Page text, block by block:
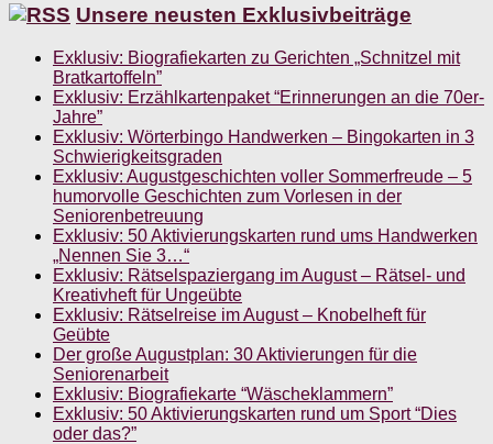
Unsere neusten Exklusivbeiträge
Exklusiv: Biografiekarten zu Gerichten „Schnitzel mit
Bratkartoffeln”
Exklusiv: Erzählkartenpaket “Erinnerungen an die 70er-
Jahre”
Exklusiv: Wörterbingo Handwerken – Bingokarten in 3
Schwierigkeitsgraden
Exklusiv: Augustgeschichten voller Sommerfreude – 5
humorvolle Geschichten zum Vorlesen in der
Seniorenbetreuung
Exklusiv: 50 Aktivierungskarten rund ums Handwerken
„Nennen Sie 3…“
Exklusiv: Rätselspaziergang im August – Rätsel- und
Kreativheft für Ungeübte
Exklusiv: Rätselreise im August – Knobelheft für
Geübte
Der große Augustplan: 30 Aktivierungen für die
Seniorenarbeit
Exklusiv: Biografiekarte “Wäscheklammern”
Exklusiv: 50 Aktivierungskarten rund um Sport “Dies
oder das?”